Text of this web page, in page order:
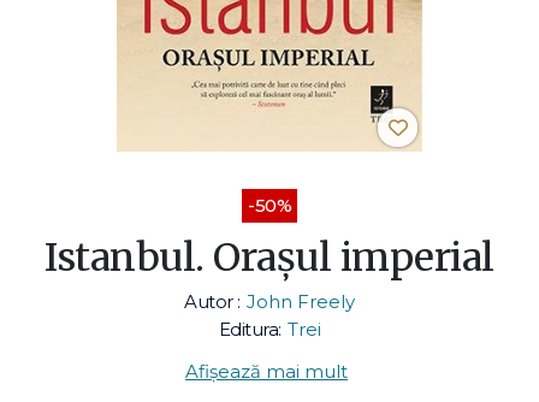
-50%
Istanbul. Orașul imperial
Autor : John Freely
Editura: Trei
Afișează mai mult